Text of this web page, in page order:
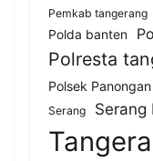
Pemkab tangerang
Polda banten
Polresta
Polsek Panongan
Serang Serang